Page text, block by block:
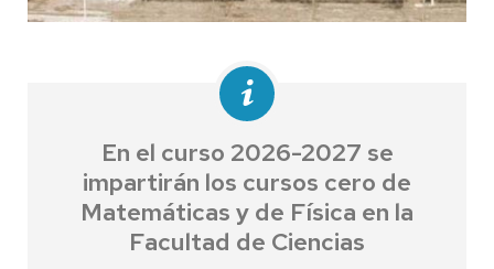
En el curso 2026-2027 se
impartirán los cursos cero de
Matemáticas y de Física en la
Facultad de Ciencias